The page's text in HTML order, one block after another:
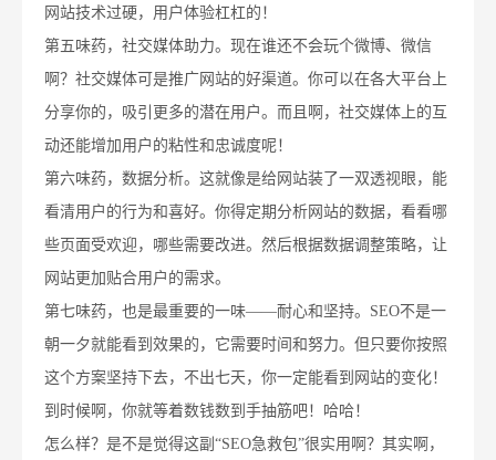
网站技术过硬，用户体验杠杠的！
第五味药，社交媒体助力。现在谁还不会玩个微博、微信
啊？社交媒体可是推广网站的好渠道。你可以在各大平台上
分享你的，吸引更多的潜在用户。而且啊，社交媒体上的互
动还能增加用户的粘性和忠诚度呢！
第六味药，数据分析。这就像是给网站装了一双透视眼，能
看清用户的行为和喜好。你得定期分析网站的数据，看看哪
些页面受欢迎，哪些需要改进。然后根据数据调整策略，让
网站更加贴合用户的需求。
第七味药，也是最重要的一味——耐心和坚持。SEO不是一
朝一夕就能看到效果的，它需要时间和努力。但只要你按照
这个方案坚持下去，不出七天，你一定能看到网站的变化！
到时候啊，你就等着数钱数到手抽筋吧！哈哈！
怎么样？是不是觉得这副“SEO急救包”很实用啊？其实啊，